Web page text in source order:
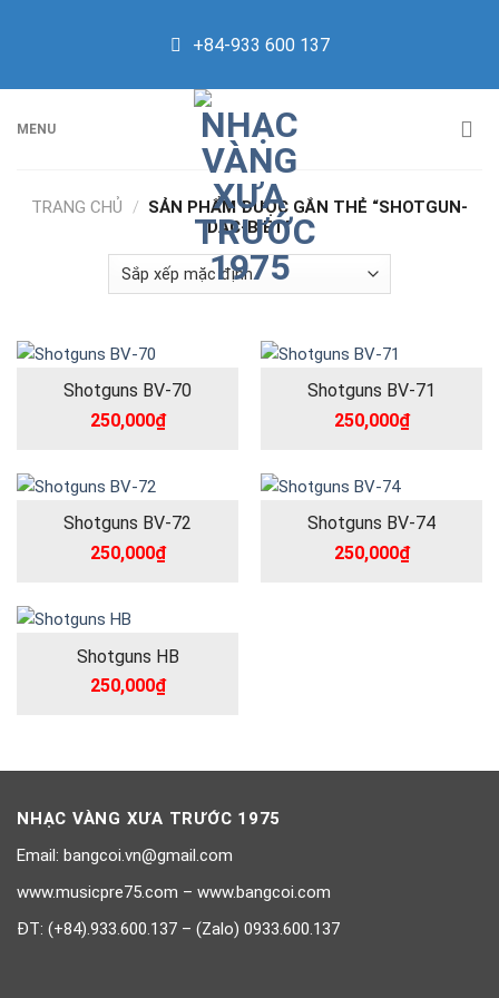
+84-933 600 137
MENU
TRANG CHỦ / SẢN PHẨM ĐƯỢC GẮN THẺ “SHOTGUN-
DAC-BIET”
Shotguns BV-70
250,000₫
Shotguns BV-71
250,000₫
Shotguns BV-72
250,000₫
Shotguns BV-74
250,000₫
Shotguns HB
250,000₫
NHẠC VÀNG XƯA TRƯỚC 1975
Email: bangcoi.vn@gmail.com
www.musicpre75.com – www.bangcoi.com
ĐT: (+84).933.600.137 – (Zalo) 0933.600.137